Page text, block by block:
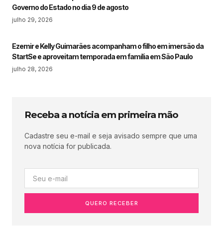
Governo do Estado no dia 9 de agosto
julho 29, 2026
Ezemir e Kelly Guimarães acompanham o filho em imersão da
StartSe e aproveitam temporada em família em São Paulo
julho 28, 2026
Receba a notícia em primeira mão
Cadastre seu e-mail e seja avisado sempre que uma
nova notícia for publicada.
QUERO RECEBER